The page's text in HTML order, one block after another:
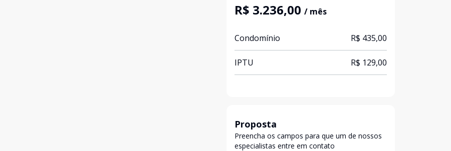
R$ 3.236,00 / mês
Condomínio R$ 435,00
IPTU R$ 129,00
Proposta
Preencha os campos para que um de nossos
especialistas entre em contato